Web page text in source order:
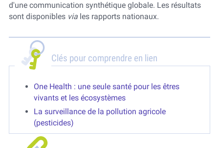
d'une communication synthétique globale. Les résultats
sont disponibles viales rapports nationaux.
Clés pour comprendre en lien
One Health : une seule santé pour les êtres
vivants et les écosystèmes
La surveillance de la pollution agricole
(pesticides)